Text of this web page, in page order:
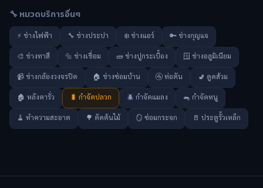
🔧 หมวดบริการอื่นๆ
⚡ ช่างไฟฟ้า 🔧 ช่างประปา ❄️ ช่างแอร์ 🔑 ช่างกุญแจ
🎨 ช่างทาสี 🔩 ช่างเชื่อม 🧱 ช่างปูกระเบื้อง 🪟 ช่างอลูมิเนียม
📹 ช่างกล้องวงจรปิด 🏠 ช่างซ่อมบ้าน 🚰 ท่อตัน 🚽 ดูดส้วม
🏚️ หลังคารั่ว 🐛 กำจัดปลวก 🪲 กำจัดแมลง 🐀 กำจัดหนู
🧹 ทำความสะอาด 🌳 ตัดต้นไม้ 🪞 ซ่อมกระจก 🚪 ประตูรั้วเหล็ก